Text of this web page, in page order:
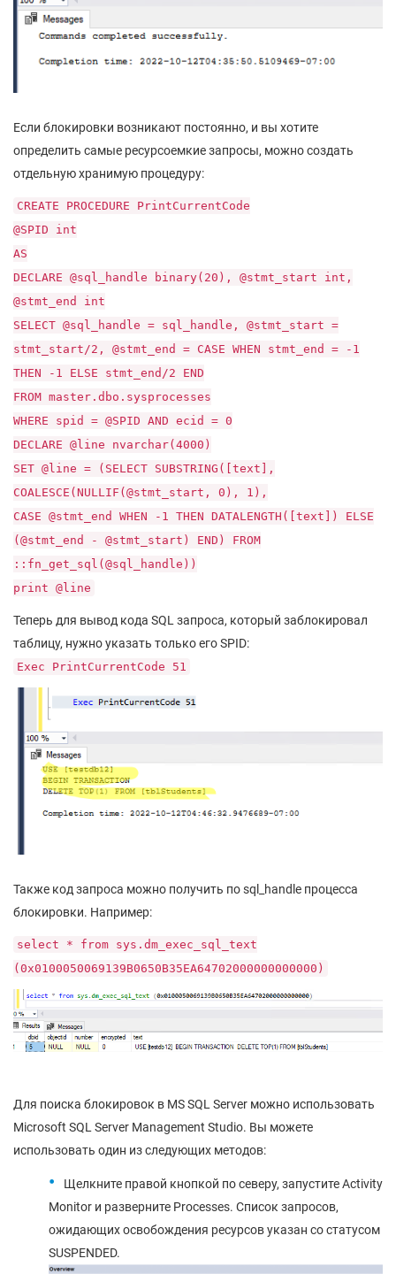
Если блокировки возникают постоянно, и вы хотите
определить самые ресурсоемкие запросы, можно создать
отдельную хранимую процедуру:
CREATE PROCEDURE PrintCurrentCode
@SPID int
AS
DECLARE @sql_handle binary(20), @stmt_start int,
@stmt_end int
SELECT @sql_handle = sql_handle, @stmt_start =
stmt_start/2, @stmt_end = CASE WHEN stmt_end = -1
THEN -1 ELSE stmt_end/2 END
FROM master.dbo.sysprocesses
WHERE spid = @SPID AND ecid = 0
DECLARE @line nvarchar(4000)
SET @line = (SELECT SUBSTRING([text],
COALESCE(NULLIF(@stmt_start, 0), 1),
CASE @stmt_end WHEN -1 THEN DATALENGTH([text]) ELSE
(@stmt_end - @stmt_start) END) FROM
::fn_get_sql(@sql_handle))
print @line
Теперь для вывод кода SQL запроса, который заблокировал
таблицу, нужно указать только его SPID:
Exec PrintCurrentCode 51
Также код запроса можно получить по sql_handle процесса
блокировки. Например:
select * from sys.dm_exec_sql_text
(0x0100050069139B0650B35EA64702000000000000)
Для поиска блокировок в MS SQL Server можно использовать
Microsoft SQL Server Management Studio. Вы можете
использовать один из следующих методов:
Щелкните правой кнопкой по северу, запустите Activity
Monitor и разверните Processes. Список запросов,
ожидающих освобождения ресурсов указан со статусом
SUSPENDED.